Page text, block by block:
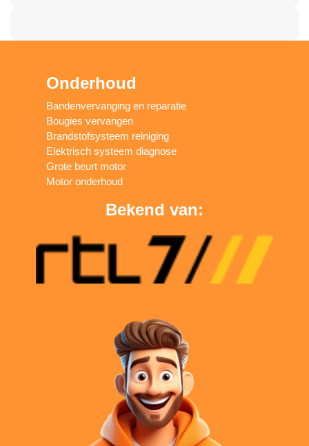
Onderhoud
Bandenvervanging en reparatie
Bougies vervangen
Brandstofsysteem reiniging
Elektrisch systeem diagnose
Grote beurt motor
Motor onderhoud
Bekend van: